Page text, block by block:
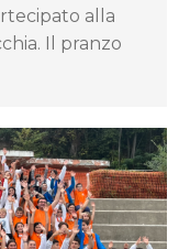
alla
Il pranzo